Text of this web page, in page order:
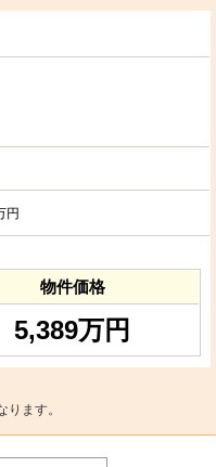
円
物件価格
5,389万円
ます。